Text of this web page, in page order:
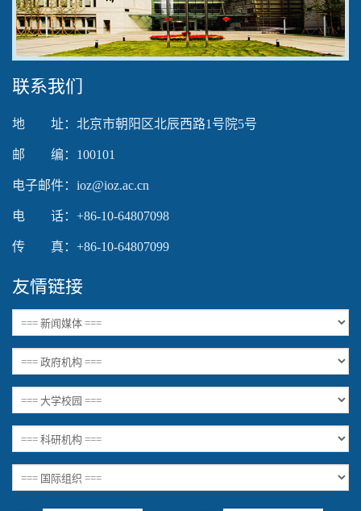
Video
联系我们
地 址：北京市朝阳区北辰西路1号院5号
邮 编：100101
电子邮件：ioz@ioz.ac.cn
电 话：+86-10-64807098
传 真：+86-10-64807099
友情链接